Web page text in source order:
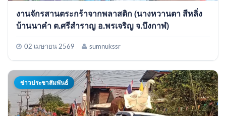
งานจักรสานตระกร้าจากพลาสติก (นางหวานตา สีหลิ่ง
บ้านนาคำ ต.ศรีสำราญ อ.พรเจริญ จ.บึงกาฬ)
02 เมษายน 2569 sumnukssr
ข่าวประชาสัมพันธ์